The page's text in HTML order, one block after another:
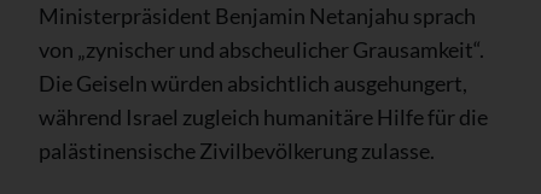
Ministerpräsident Benjamin Netanjahu sprach
von „zynischer und abscheulicher Grausamkeit“.
Die Geiseln würden absichtlich ausgehungert,
während Israel zugleich humanitäre Hilfe für die
palästinensische Zivilbevölkerung zulasse.